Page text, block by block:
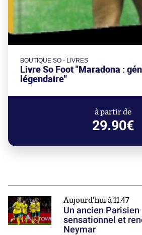
BOUTIQUE SO - LIVRES
Livre So Foot "Maradona :
légendaire"
à partir de
29.90€
Aujourd'hui à 11:47
Un ancien
sensationnel et
Neymar